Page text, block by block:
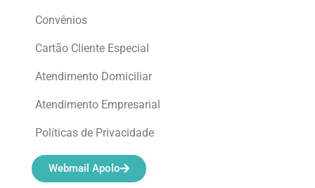
Convênios
Cartão Cliente Especial
Atendimento Domiciliar
Atendimento Empresarial
Políticas de Privacidade
Webmail Apolo